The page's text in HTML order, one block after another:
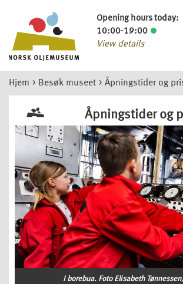
Opening hours today:
10:00-19:00
View details
Hjem > Besøk museet > Åpningstider og
Åpningstider og
I borebua. Foto Elisabeth